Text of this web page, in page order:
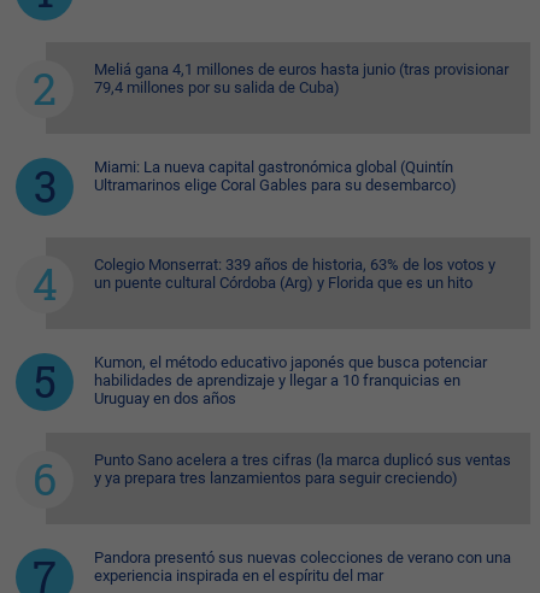
Meliá gana 4,1 millones de euros hasta junio (tras provisionar
79,4 millones por su salida de Cuba)
Miami: La nueva capital gastronómica global (Quintín
Ultramarinos elige Coral Gables para su desembarco)
Colegio Monserrat: 339 años de historia, 63% de los votos y
un puente cultural Córdoba (Arg) y Florida que es un hito
Kumon, el método educativo japonés que busca potenciar
habilidades de aprendizaje y llegar a 10 franquicias en
Uruguay en dos años
Punto Sano acelera a tres cifras (la marca duplicó sus ventas
y ya prepara tres lanzamientos para seguir creciendo)
Pandora presentó sus nuevas colecciones de verano con una
experiencia inspirada en el espíritu del mar